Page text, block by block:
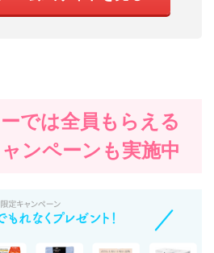
では全員もらえる
ンペーンも実施中